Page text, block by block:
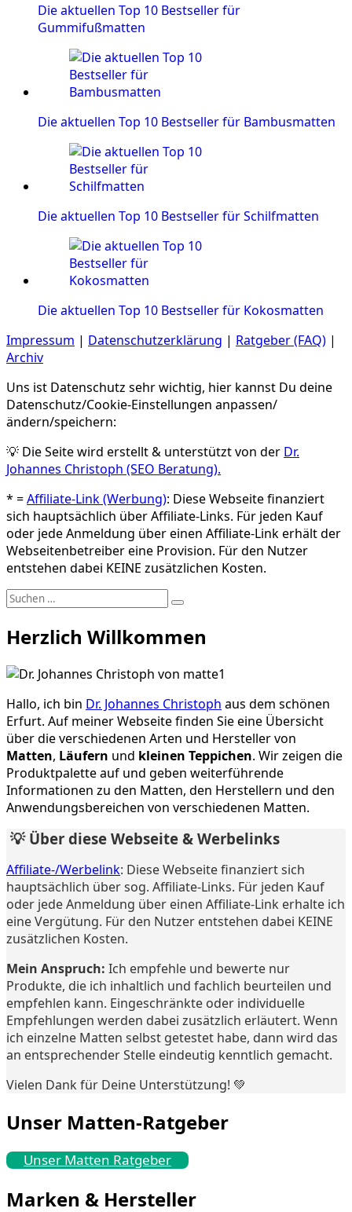
Die aktuellen Top 10 Bestseller für
Gummifußmatten
Die aktuellen Top 10 Bestseller für Bambusmatten
Die aktuellen Top 10 Bestseller für Schilfmatten
Die aktuellen Top 10 Bestseller für Kokosmatten
Impressum | Datenschutzerklärung | Ratgeber (FAQ) |
Archiv
Uns ist Datenschutz sehr wichtig, hier kannst Du deine
Datenschutz/Cookie-Einstellungen anpassen/
ändern/speichern:
💡 Die Seite wird erstellt & unterstützt von der Dr.
Johannes Christoph (SEO Beratung).
* =Affiliate-Link (Werbung): Diese Webseite finanziert
sich hauptsächlich über Affiliate-Links. Für jeden Kauf
oder jede Anmeldung über einen Affiliate-Link erhält der
Webseitenbetreiber eine Provision. Für den Nutzer
entstehen dabei KEINE zusätzlichen Kosten.
Suchen
Suchen
Herzlich Willkommen
Hallo, ich bin Dr. Johannes Christoph aus dem schönen
Erfurt. Auf meiner Webseite finden Sie eine Übersicht
über die verschiedenen Arten und Hersteller von
Matten, Läufern und kleinen Teppichen. Wir zeigen die
Produktpalette auf und geben weiterführende
Informationen zu den Matten, den Herstellern und den
Anwendungsbereichen von verschiedenen Matten.
💡 Über diese Webseite & Werbelinks
Affiliate-/Werbelink: Diese Webseite finanziert sich
hauptsächlich über sog. Affiliate-Links. Für jeden Kauf
oder jede Anmeldung über einen Affiliate-Link erhalte ich
eine Vergütung. Für den Nutzer entstehen dabei KEINE
zusätzlichen Kosten.
Mein Anspruch: Ich empfehle und bewerte nur
Produkte, die ich inhaltlich und fachlich beurteilen und
empfehlen kann. Eingeschränkte oder individuelle
Empfehlungen werden dabei zusätzlich erläutert. Wenn
ich einzelne Matten selbst getestet habe, dann wird das
an entsprechender Stelle eindeutig kenntlich gemacht.
Vielen Dank für Deine Unterstützung! 💚
Unser Matten-Ratgeber
Unser Matten Ratgeber
Marken & Hersteller